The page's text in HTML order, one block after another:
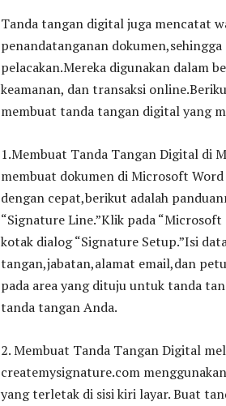
Tanda tangan digital juga mencatat
penandatanganan
pelacakan.Mereka digunakan dalam
keamanan, dan transaksi
membuat tanda tangan digital yang
1.Membuat Tanda Tangan Digital di
membuat dokumen di Microsoft
dengan cepat,berikut adalah
“Signature Line.”Klik pada
kotak dialog “Signature Setup.”Isi
tangan,jabatan,alamat email,dan
pada area yang dituju untuk tanda
tanda tangan Anda.
2. Membuat Tanda Tangan Digital
createmysignature.com
yang terletak di sisi kiri layar. Buat